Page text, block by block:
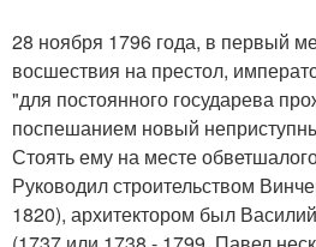
28 ноября 1796 года, в первый
восшествия на престол,
"для постоянного государева
поспешанием новый
Стоять ему на месте
Руководил строительством
1820), архитектором был